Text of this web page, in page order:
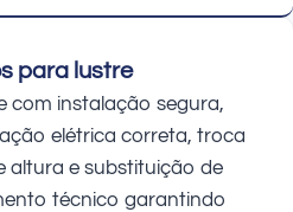
para lustre
com instalação segura,
elétrica correta, troca
altura e substituição de
técnico garantindo